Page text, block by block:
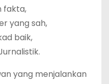
fakta,
yang sah,
baik,
yang menjalankan